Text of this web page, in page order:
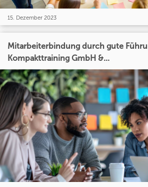
15. Dezember 2023
Mitarbeiterbindung durch gute
Kompakttraining GmbH &...